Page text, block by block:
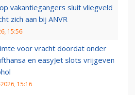
vakantiegangers sluit vliegveld
zich aan bij ANVR
15:56
voor vracht doordat onder
en easyJet slots vrijgeven
15:16